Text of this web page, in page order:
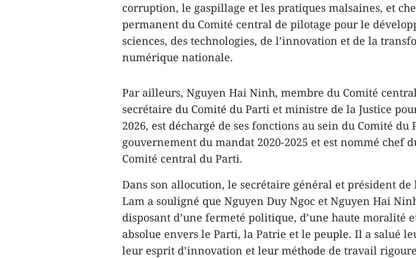
corruption, le gaspillage et les pratiques malsaines, et
permanent du Comité central de pilotage pour le
sciences, des technologies, de l’innovation et de la
numérique nationale.
Par ailleurs, Nguyen Hai Ninh, membre du Comité
secrétaire du Comité du Parti et ministre de la Justice
2026, est déchargé de ses fonctions au sein du Comité du
gouvernement du mandat 2020-2025 et est nommé chef
Comité central du Parti.
Dans son allocution, le secrétaire général et président de
Lam a souligné que Nguyen Duy Ngoc et Nguyen Hai
disposant d’une fermeté politique, d’une haute moralité
absolue envers le Parti, la Patrie et le peuple. Il a salué
leur esprit d’innovation et leur méthode de travail